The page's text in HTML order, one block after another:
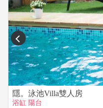
並且不另行通知。
匯款後請務必來電或簡訊告
視同放棄訂房
未經同意私自增加入住者，
元。
電話郵件訂房開放時間早上
來電。
prev
隱。泳池Villa雙人房
浴缸 陽台